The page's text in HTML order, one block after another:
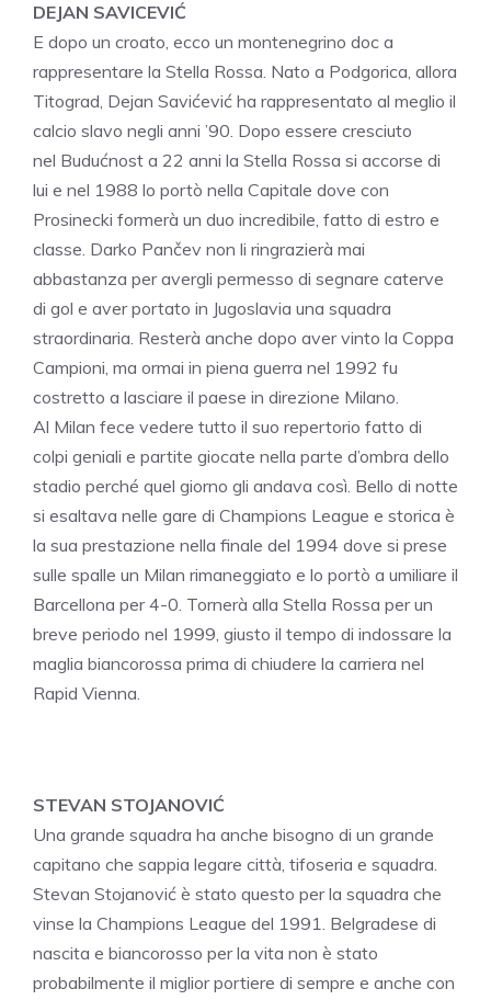
DEJAN SAVICEVIĆ
E dopo un croato, ecco un montenegrino doc a
rappresentare la Stella Rossa. Nato a Podgorica, allora
Titograd, Dejan Savićević ha rappresentato al meglio il
calcio slavo negli anni ’90. Dopo essere cresciuto
nel Budućnost a 22 anni la Stella Rossa si accorse di
lui e nel 1988 lo portò nella Capitale dove con
Prosinecki formerà un duo incredibile, fatto di estro e
classe. Darko Pančev non li ringrazierà mai
abbastanza per avergli permesso di segnare caterve
di gol e aver portato in Jugoslavia una squadra
straordinaria. Resterà anche dopo aver vinto la Coppa
Campioni, ma ormai in piena guerra nel 1992 fu
costretto a lasciare il paese in direzione Milano.
Al Milan fece vedere tutto il suo repertorio fatto di
colpi geniali e partite giocate nella parte d’ombra dello
stadio perché quel giorno gli andava così. Bello di notte
si esaltava nelle gare di Champions League e storica è
la sua prestazione nella finale del 1994 dove si prese
sulle spalle un Milan rimaneggiato e lo portò a umiliare il
Barcellona per 4-0. Tornerà alla Stella Rossa per un
breve periodo nel 1999, giusto il tempo di indossare la
maglia biancorossa prima di chiudere la carriera nel
Rapid Vienna.
STEVAN STOJANOVIĆ
Una grande squadra ha anche bisogno di un grande
capitano che sappia legare città, tifoseria e squadra.
Stevan Stojanović è stato questo per la squadra che
vinse la Champions League del 1991. Belgradese di
nascita e biancorosso per la vita non è stato
probabilmente il miglior portiere di sempre e anche con